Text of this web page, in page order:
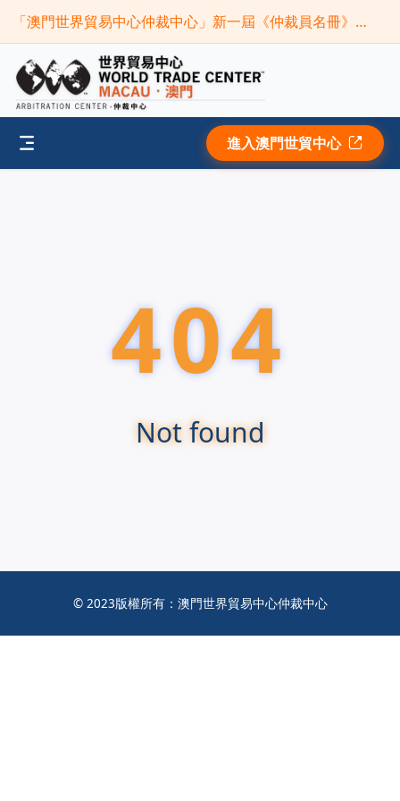
「澳門世界貿易中心仲裁中心」新一屆《仲裁員名冊》現正接受申請(截止時間:2026年9月30日)
進入澳門世貿中心
404
Not found
© 2023版權所有：澳門世界貿易中心仲裁中心